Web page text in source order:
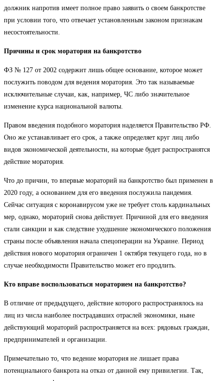
должник напротив имеет полное право заявить о своем банкротстве
при условии того, что отвечает установленным законом признакам
несостоятельности.
Причины и срок моратория на банкротство
ФЗ № 127 от 2002 содержит лишь общее основание, которое может
послужить поводом для ведения моратория. Это так называемые
исключительные случаи, как, например, ЧС либо значительное
изменение курса национальной валюты.
Правом введения подобного моратория наделяется Правительство РФ.
Оно же устанавливает его срок, а также определяет круг лиц либо
видов экономической деятельности, на которые будет распространятся
действие моратория.
Что до причин, то впервые мораторий на банкротство был применен в
2020 году, а основанием для его введения послужила пандемия.
Сейчас ситуация с коронавирусом уже не требует столь кардинальных
мер, однако, мораторий снова действует. Причиной для его введения
стали санкции и как следствие ухудшение экономического положения
страны после объявления начала спецоперации на Украине. Период
действия нового моратория ограничен 1 октября текущего года, но в
случае необходимости Правительство может его продлить.
Кто вправе воспользоваться мораторием на банкротство?
В отличие от предыдущего, действие которого распространялось на
лиц из числа наиболее пострадавших отраслей экономики, ныне
действующий мораторий распространяется на всех: рядовых граждан,
предпринимателей и организации.
Примечательно то, что ведение моратория не лишает права
потенциального банкрота на отказ от данной ему привилегии. Так,